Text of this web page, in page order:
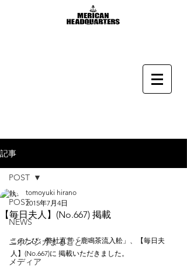
記事
POST
NEWS
ニホンジカまるごと
メディア
POST
【毎日夫人】(No.667) 掲載
tomoyuki hirano
2015年7月4日
このたび、弊社直営「鹿鳴茶流入舩」、【毎日夫
人】(No.667)に 掲載いただきました。